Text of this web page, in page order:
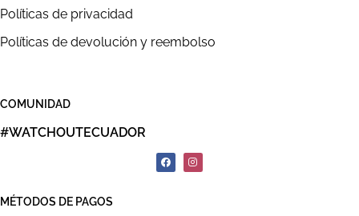
Políticas de privacidad
Políticas de devolución y reembolso
COMUNIDAD
#WATCHOUTECUADOR
MÉTODOS DE PAGOS